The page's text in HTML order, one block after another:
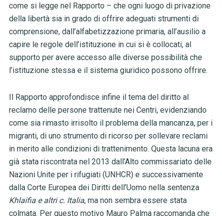
come si legge nel Rapporto – che ogni luogo di privazione
della libertà sia in grado di offrire adeguati strumenti di
comprensione, dall’alfabetizzazione primaria, all’ausilio a
capire le regole dell’istituzione in cui si è collocati, al
supporto per avere accesso alle diverse possibilità che
l’istituzione stessa e il sistema giuridico possono offrire.
Il Rapporto approfondisce infine il tema del diritto al
reclamo delle persone trattenute nei Centri, evidenziando
come sia rimasto irrisolto il problema della mancanza, per i
migranti, di uno strumento di ricorso per sollevare reclami
in merito alle condizioni di trattenimento. Questa lacuna era
già stata riscontrata nel 2013 dall’Alto commissariato delle
Nazioni Unite per i rifugiati (UNHCR) e successivamente
dalla Corte Europea dei Diritti dell’Uomo nella sentenza
Khlaifia e altri c. Italia, ma non sembra essere stata
colmata. Per questo motivo Mauro Palma raccomanda che